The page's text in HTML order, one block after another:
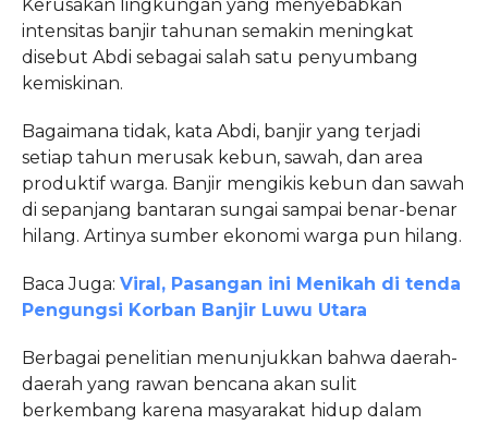
Kerusakan lingkungan yang menyebabkan
intensitas banjir tahunan semakin meningkat
disebut Abdi sebagai salah satu penyumbang
kemiskinan.
Bagaimana tidak, kata Abdi, banjir yang terjadi
setiap tahun merusak kebun, sawah, dan area
produktif warga. Banjir mengikis kebun dan sawah
di sepanjang bantaran sungai sampai benar-benar
hilang. Artinya sumber ekonomi warga pun hilang.
Baca Juga: Viral, Pasangan ini Menikah di tenda
Pengungsi Korban Banjir Luwu Utara
Berbagai penelitian menunjukkan bahwa daerah-
daerah yang rawan bencana akan sulit
berkembang karena masyarakat hidup dalam